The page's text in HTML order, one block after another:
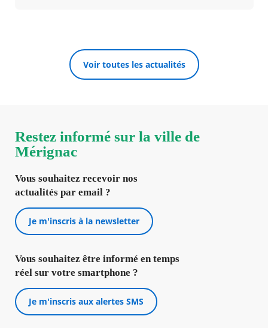
Voir toutes les actualités
Restez informé sur la ville de
Mérignac
Vous souhaitez recevoir nos
actualités par email ?
Je m'inscris à la newsletter
Vous souhaitez être informé en temps
réel sur votre smartphone ?
Je m'inscris aux alertes SMS